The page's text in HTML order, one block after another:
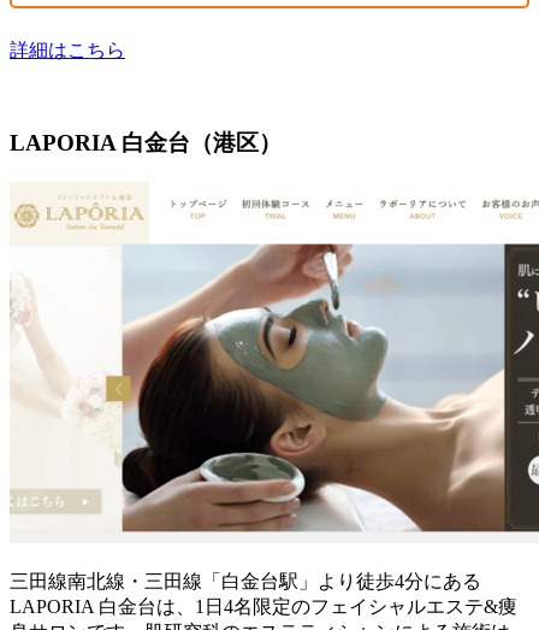
詳細はこちら
LAPORIA 白金台（港区）
三田線南北線・三田線「白金台駅」より徒歩4分にある
LAPORIA 白金台は、1日4名限定のフェイシャルエステ&痩